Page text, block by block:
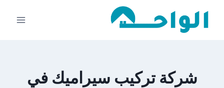
شركة تركيب سيراميك في